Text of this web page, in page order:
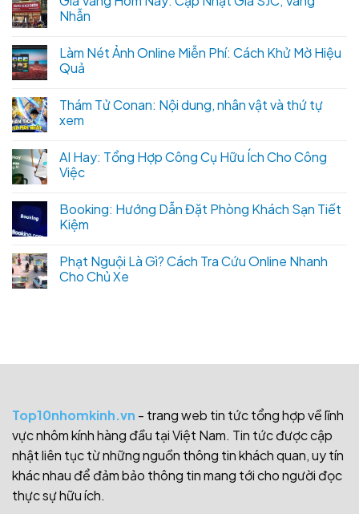
Nhẫn
Làm Nét Ảnh Online Miễn Phí: Cách Khử Mờ Hiệu
Quả
Thám Tử Conan: Nội dung, nhân vật và thứ tự
xem
AI Hay: Tổng Hợp Công Cụ Hữu Ích Cho Công
Việc
Booking: Hướng Dẫn Đặt Phòng Khách Sạn Tiết
Kiệm
Phạt Nguội Là Gì? Cách Tra Cứu Online Nhanh
Cho Chủ Xe
Top10nhomkinh.vn - trang web tin tức tổng hợp về lĩnh
vực nhôm kính hàng đầu tại Việt Nam. Tin tức được cập
nhật liên tục từ những nguồn thông tin khách quan, uy tín
khác nhau để đảm bảo thông tin mang tới cho người đọc
thực sự hữu ích.